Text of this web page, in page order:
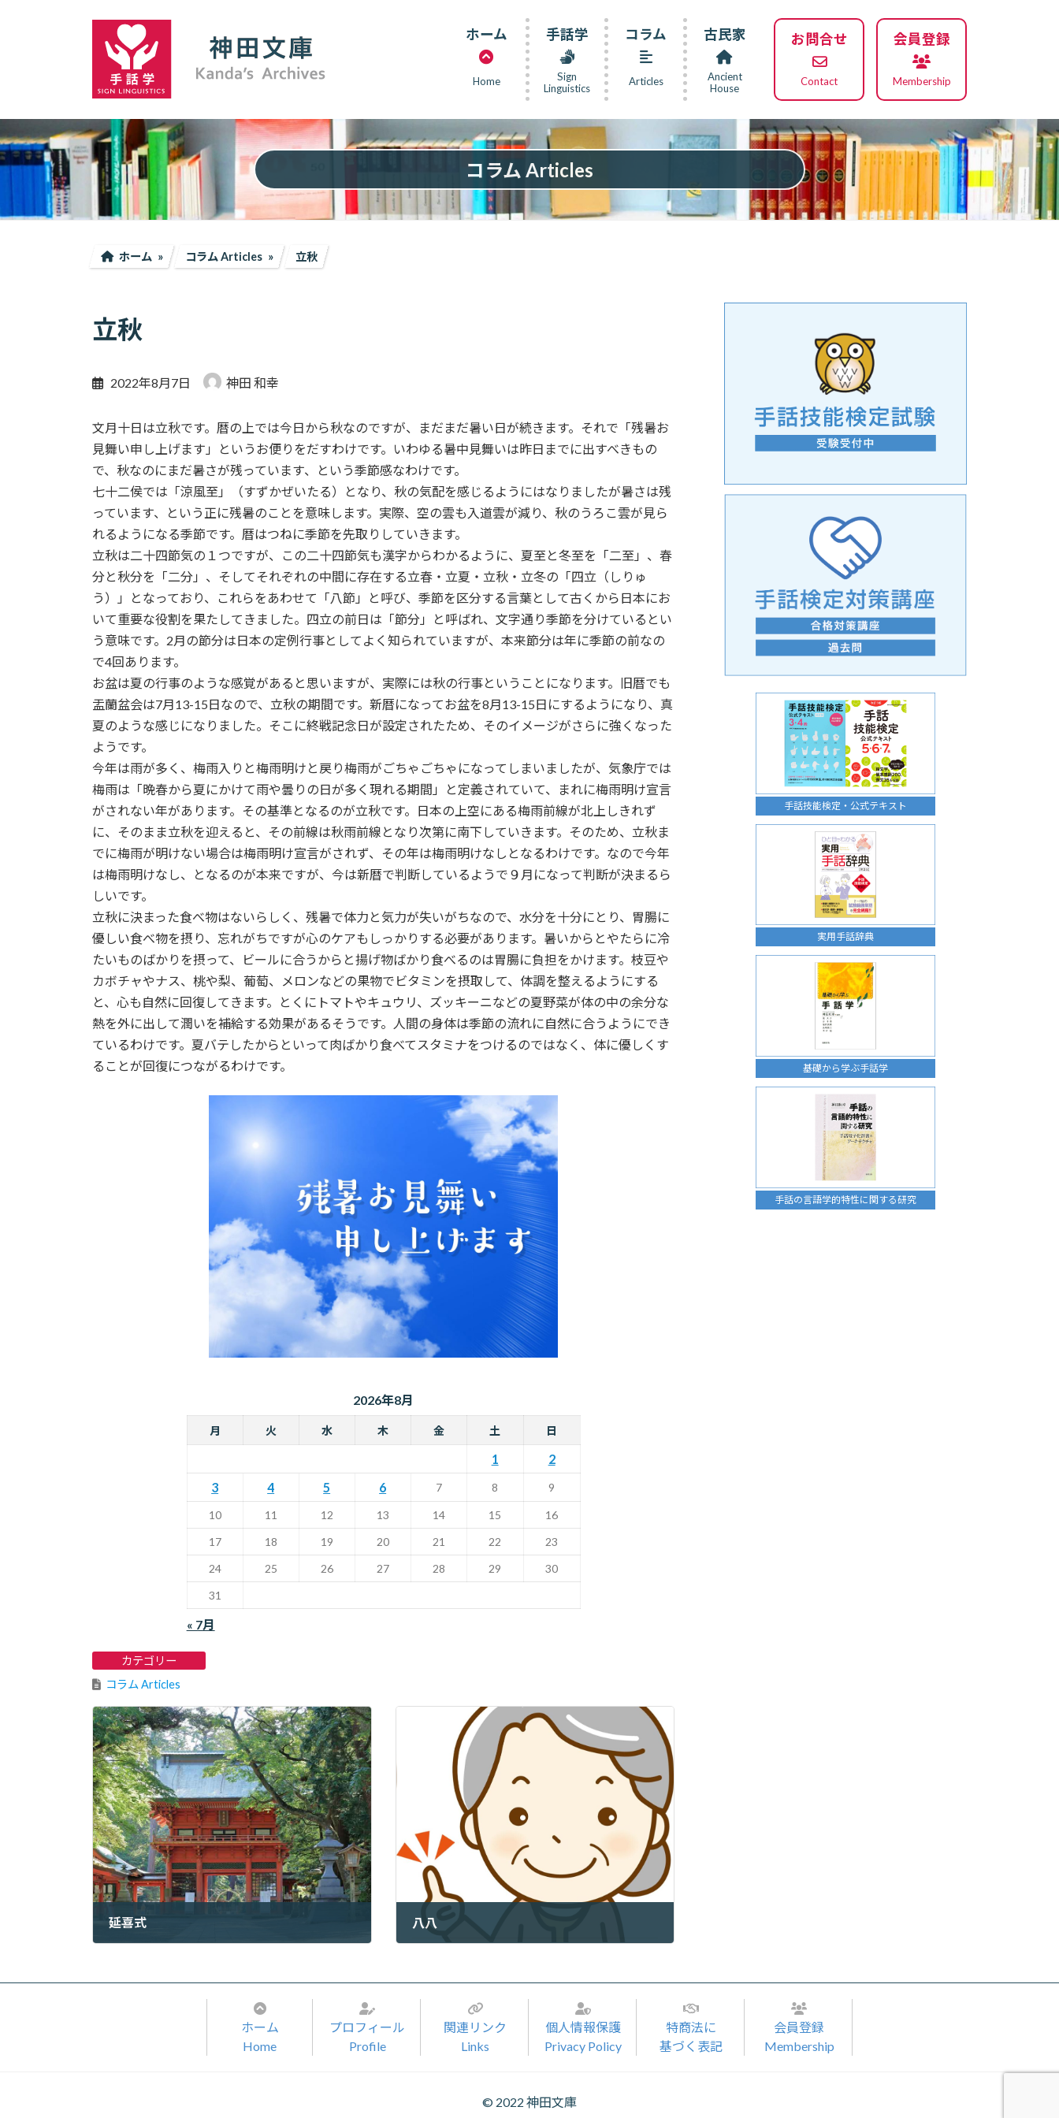
ス
キ
ッ
ン
に
移
ホーム
Home
手話学
Sign
Linguistics
コラム
Articles
古民家
Ancient
House
お問合せ
Contact
会員登録
Membership
コラム Articles
ホーム コラム Articles 立秋
立秋
2022年8月7日 神田 和幸
文月十日は立秋です。暦の上では今日から秋なのですが、まだまだ暑い日が続きます。それで「残暑お
見舞い申し上げます」というお便りをだすわけです。いわゆる暑中見舞いは昨日までに出すべきもの
で、秋なのにまだ暑さが残っています、という季節感なわけです。
七十二侯では「涼風至」（すずかぜいたる）となり、秋の気配を感じるようにはなりましたが暑さは残
っています、という正に残暑のことを意味します。実際、空の雲も入道雲が減り、秋のうろこ雲が見ら
れるようになる季節です。暦はつねに季節を先取りしていきます。
立秋は二十四節気の１つですが、この二十四節気も漢字からわかるように、夏至と冬至を「二至」、春
分と秋分を「二分」、そしてそれぞれの中間に存在する立春・立夏・立秋・立冬の「四立（しりゅ
う）」となっており、これらをあわせて「八節」と呼び、季節を区分する言葉として古くから日本にお
いて重要な役割を果たしてきました。四立の前日は「節分」と呼ばれ、文字通り季節を分けているとい
う意味です。2月の節分は日本の定例行事としてよく知られていますが、本来節分は年に季節の前なの
で4回あります。
お盆は夏の行事のような感覚があると思いますが、実際には秋の行事ということになります。旧暦でも
盂蘭盆会は7月13-15日なので、立秋の期間です。新暦になってお盆を8月13-15日にするようになり、真
夏のような感じになりました。そこに終戦記念日が設定されたため、そのイメージがさらに強くなった
ようです。
今年は雨が多く、梅雨入りと梅雨明けと戻り梅雨がごちゃごちゃになってしまいましたが、気象庁では
梅雨は「晩春から夏にかけて雨や曇りの日が多く現れる期間」と定義されていて、まれに梅雨明け宣言
がされない年があります。その基準となるのが立秋です。日本の上空にある梅雨前線が北上しきれず
に、そのまま立秋を迎えると、その前線は秋雨前線となり次第に南下していきます。そのため、立秋ま
でに梅雨が明けない場合は梅雨明け宣言がされず、その年は梅雨明けなしとなるわけです。なので今年
は梅雨明けなし、となるのが本来ですが、今は新暦で判断しているようで９月になって判断が決まるら
しいです。
立秋に決まった食べ物はないらしく、残暑で体力と気力が失いがちなので、水分を十分にとり、胃腸に
優しい食べ物を摂り、忘れがちですが心のケアもしっかりする必要があります。暑いからとやたらに冷
たいものばかりを摂って、ビールに合うからと揚げ物ばかり食べるのは胃腸に負担をかけます。枝豆や
カボチャやナス、桃や梨、葡萄、メロンなどの果物でビタミンを摂取して、体調を整えるようにする
と、心も自然に回復してきます。とくにトマトやキュウリ、ズッキーニなどの夏野菜が体の中の余分な
熱を外に出して潤いを補給する効果があるそうです。人間の身体は季節の流れに自然に合うようにでき
ているわけです。夏バテしたからといって肉ばかり食べてスタミナをつけるのではなく、体に優しくす
ることが回復につながるわけです。
2026年8月
月 火 水 木 金 土 日
1
2
3
4 5 6 7 8 9
10 11 12 13 14 15
16
17
18 19 20 21 22
23
24
25 26 27 28 29
30
31
« 7月
カテゴリー
コラム Articles
延喜式 八八
手話の言語学的特性に関する研究
手話技能検定・公式テキスト
実用手話辞典
基礎から学ぶ手話学
手話の言語学的特性に関する研究
ホーム
Home
プロフィール
Profile
関連リンク
Links
個人情報保護
Privacy Policy
特商法に
基づく表記
会員登録
Membership
© 2022 神田文庫